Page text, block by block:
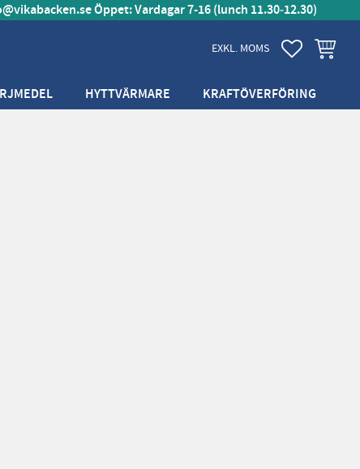
Öppet: Vardagar 7-16 (lunch 11.30‑12.30)
EXKL. MOMS FAVORITER
HYTTVÄRMARE KRAFTÖVERFÖRING